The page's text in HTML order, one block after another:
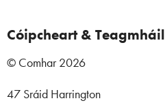
Cóipcheart & Teagmháil
© Comhar 2026
47 Sráid Harrington